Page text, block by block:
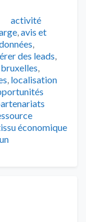
Tags
activité
,avis et
,
des leads,
,
, localisation
économique